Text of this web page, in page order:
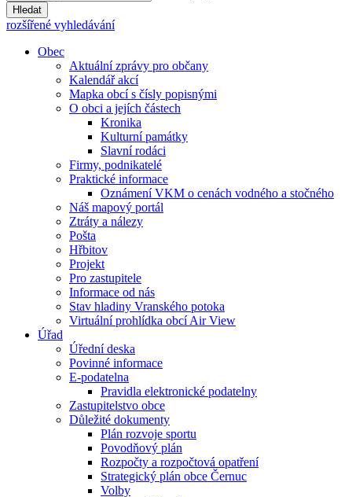
Hledat
rozšířené vyhledávání
Obec
Aktuální zprávy pro občany
Kalendář akcí
Mapka obcí s čísly popisnými
O obci a jejích částech
Kronika
Kulturní památky
Slavní rodáci
Firmy, podnikatelé
Praktické informace
Oznámení VKM o cenách vodného a stočného
Náš mapový portál
Ztráty a nálezy
Pošta
Hřbitov
Projekt
Pro zastupitele
Informace od nás
Stav hladiny Vranského potoka
Virtuální prohlídka obcí Air View
Úřad
Úřední deska
Povinné informace
E-podatelna
Pravidla elektronické podatelny
Zastupitelstvo obce
Důležité dokumenty
Plán rozvoje sportu
Povodňový plán
Rozpočty a rozpočtová opatření
Strategický plán obce Černuc
Volby